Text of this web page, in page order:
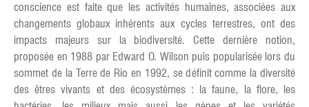
conscience est faite que les activités humaines, associées aux
changements globaux inhérents aux cycles terrestres, ont des
impacts majeurs sur la biodiversité. Cette dernière notion,
proposée en 1988 par Edward O. Wilson puis popularisée lors du
sommet de la Terre de Rio en 1992, se définit comme la diversité
des êtres vivants et des écosystèmes : la faune, la flore, les